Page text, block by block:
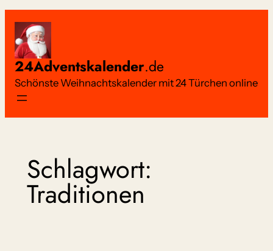
Inhalt
springen
24Adventskalender.de
Schönste Weihnachtskalender mit 24 Türchen online
Schlagwort:
Traditionen